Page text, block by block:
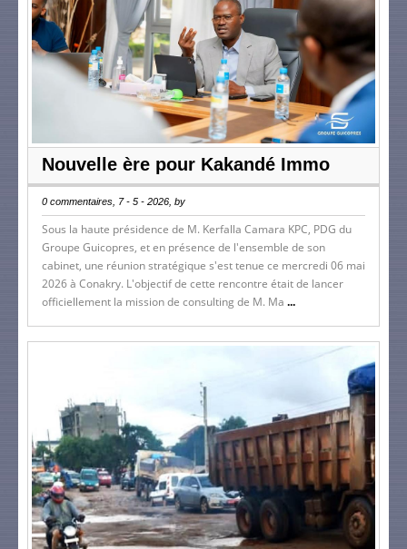
Nouvelle ère pour Kakandé Immo
0 commentaires, 7 - 5 - 2026, by
Sous la haute présidence de M. Kerfalla Camara KPC, PDG du
Groupe Guicopres, et en présence de l'ensemble de son
cabinet, une réunion stratégique s'est tenue ce mercredi 06 mai
2026 à Conakry. L'objectif de cette rencontre était de lancer
officiellement la mission de consulting de M. Ma ...